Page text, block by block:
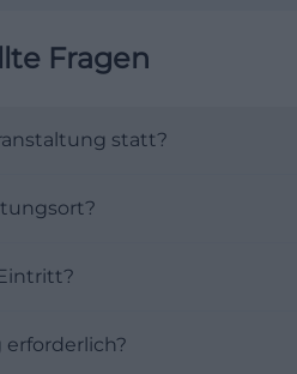
Fragen
statt?